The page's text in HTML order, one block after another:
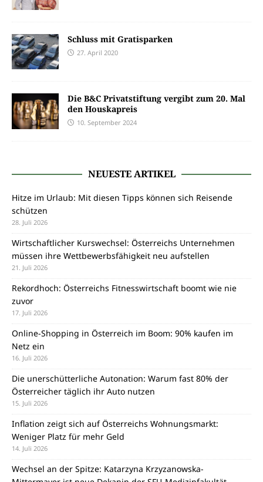
Schluss mit Gratisparken
27. April 2020
Die B&C Privatstiftung vergibt zum 20. Mal
den Houskapreis
10. September 2024
NEUESTE ARTIKEL
Hitze im Urlaub: Mit diesen Tipps können sich Reisende
schützen
28. Juli 2026
Wirtschaftlicher Kurswechsel: Österreichs Unternehmen
müssen ihre Wettbewerbsfähigkeit neu aufstellen
21. Juli 2026
Rekordhoch: Österreichs Fitnesswirtschaft boomt wie nie
zuvor
17. Juli 2026
Online-Shopping in Österreich im Boom: 90% kaufen im
Netz ein
16. Juli 2026
Die unerschütterliche Autonation: Warum fast 80% der
Österreicher täglich ihr Auto nutzen
15. Juli 2026
Inflation zeigt sich auf Österreichs Wohnungsmarkt:
Weniger Platz für mehr Geld
14. Juli 2026
Wechsel an der Spitze: Katarzyna Krzyzanowska-